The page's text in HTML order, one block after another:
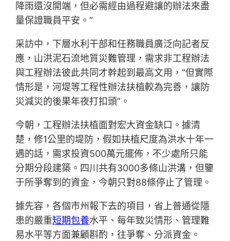
降雨還沒開端，但必需經由過程避讓的辦法來盡
量保證職員平安。”
采訪中，下層水利干部和任務職員廣泛向記者反
應，山洪泥石流地質災難管理，需求非工程辦法
與工程辦法彼此共同才幹起到最高文用，“但實際
情形是，河堤等工程性辦法扶植較為完善，讓防
災減災的後果年夜打扣頭”。
今朝，工程辦法扶植面對宏大資金缺口。據清
楚，修1公里的堤防，假如扶植尺度為洪水十年一
遇的話，需求投資500萬元擺佈，不少處所只能
分期分段建築。四川共有3000多條山洪溝，但鑒
于所爭奪到的資金，今朝只對88條停止了管理。
據先容，各個市州報下去的項目，省上普通從隱
患的嚴重短期包養水平、每年致災情形、管理難
易水平等方面兼顧斟酌，往爭奪、分派資金。